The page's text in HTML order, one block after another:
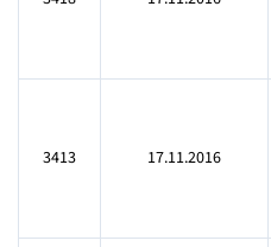
3413 17.11.2016